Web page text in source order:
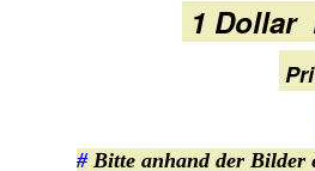
1 Dollar
#Bitte anhand der Bilder